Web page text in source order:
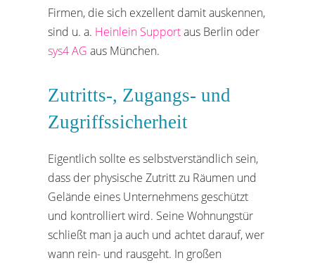
Firmen, die sich exzellent damit auskennen,
sind u. a. Heinlein Supportaus Berlin oder
sys4 AG aus München.
Zutritts-, Zugangs- und
Zugriffssicherheit
Eigentlich sollte es selbstverständlich sein,
dass der physische Zutritt zu Räumen und
Gelände eines Unternehmens geschützt
und kontrolliert wird. Seine Wohnungstür
schließt man ja auch und achtet darauf, wer
wann rein- und rausgeht. In großen